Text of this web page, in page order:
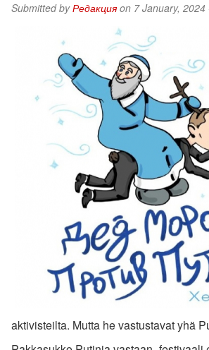
Submitted byРедакцияon 7 January, 2024
aktivisteilta. Mutta he vastustavat yhä